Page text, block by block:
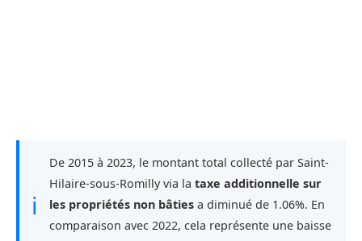
ℹ
De 2015 à 2023, le montant total collecté par Saint-
Hilaire-sous-Romilly via la taxe additionnelle sur
les propriétés non bâties a diminué de 1.06%. En
comparaison avec 2022, cela représente une baisse